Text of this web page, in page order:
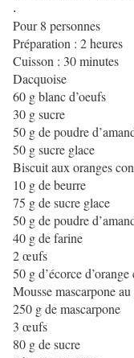
.
Pour 8 personnes
Préparation : 2 heures
Cuisson : 30 minutes
Dacquoise
60 g blanc d’oeufs
30 g sucre
50 g de poudre
50 g sucre glace
Biscuit aux oranges
10 g de beurre
75 g de sucre glace
50 g de poudre
40 g de farine
2 œufs
50 g d’écorce
Mousse mascarpone
250 g de mascarpone
3 œufs
80 g de sucre